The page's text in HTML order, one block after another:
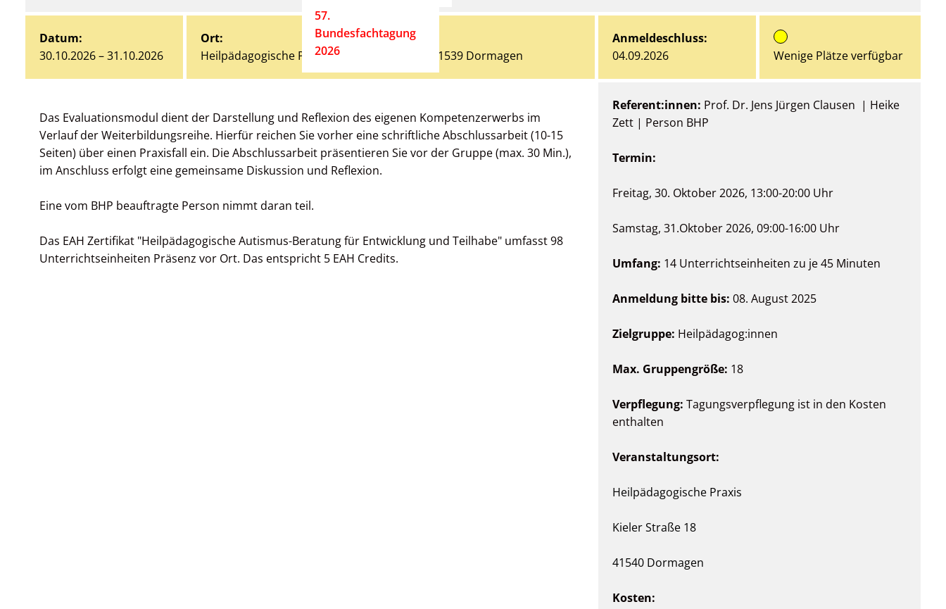
57.
Bundesfachtagung
2026
Datum:
30.10.2026 – 31.10.2026
Ort:
Heilpädagogische Praxis, Roseller Straße 4, 41539 Dormagen
Anmeldeschluss:
04.09.2026
Wenige Plätze verfügbar
Das Evaluationsmodul dient der Darstellung und Reflexion des eigenen Kompetenzerwerbs im
Verlauf der Weiterbildungsreihe. Hierfür reichen Sie vorher eine schriftliche Abschlussarbeit (10-15
Seiten) über einen Praxisfall ein. Die Abschlussarbeit präsentieren Sie vor der Gruppe (max. 30 Min.),
im Anschluss erfolgt eine gemeinsame Diskussion und Reflexion.
Eine vom BHP beauftragte Person nimmt daran teil.
Das EAH Zertifikat "Heilpädagogische Autismus-Beratung für Entwicklung und Teilhabe" umfasst 98
Unterrichtseinheiten Präsenz vor Ort. Das entspricht 5 EAH Credits.
Referent:innen: Prof. Dr. Jens Jürgen Clausen | Heike
Zett | Person BHP
Termin:
Freitag, 30. Oktober 2026, 13:00-20:00 Uhr
Samstag, 31.Oktober 2026, 09:00-16:00 Uhr
Umfang: 14 Unterrichtseinheiten zu je 45 Minuten
Anmeldung bitte bis: 08. August 2025
Zielgruppe: Heilpädagog:innen
Max. Gruppengröße: 18
Verpflegung: Tagungsverpflegung ist in den Kosten
enthalten
Veranstaltungsort:
Heilpädagogische Praxis
Kieler Straße 18
41540 Dormagen
Kosten: